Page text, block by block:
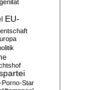
EU-
Porno-Star